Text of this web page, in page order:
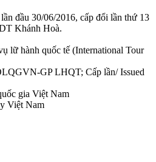
đầu 30/06/2016, cấp đổi lần thứ 13
Khánh Hoà.
lữ hành quốc tế (International Tour
GP LHQT; Cấp lần/ Issued
gia Việt Nam
Việt Nam